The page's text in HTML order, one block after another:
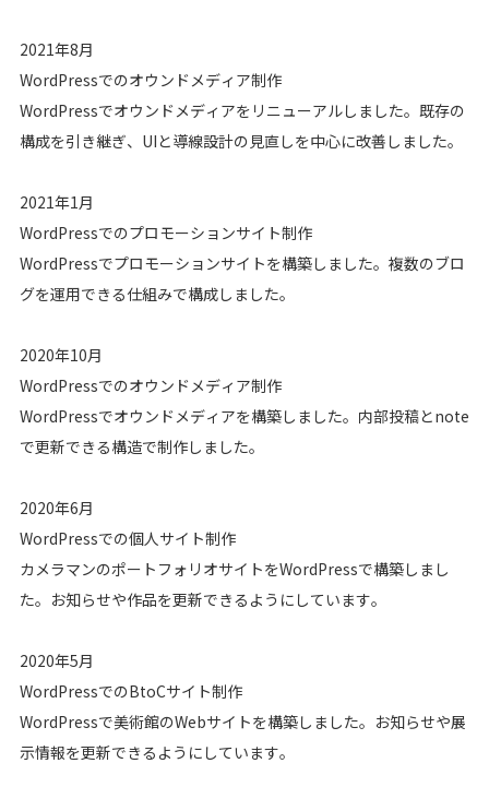
2021年8月
WordPressでのオウンドメディア制作
WordPressでオウンドメディアをリニューアルしました。既存の
構成を引き継ぎ、UIと導線設計の見直しを中心に改善しました。
2021年1月
WordPressでのプロモーションサイト制作
WordPressでプロモーションサイトを構築しました。複数のブロ
グを運用できる仕組みで構成しました。
2020年10月
WordPressでのオウンドメディア制作
WordPressでオウンドメディアを構築しました。内部投稿とnote
で更新できる構造で制作しました。
2020年6月
WordPressでの個人サイト制作
カメラマンのポートフォリオサイトをWordPressで構築しまし
た。お知らせや作品を更新できるようにしています。
2020年5月
WordPressでのBtoCサイト制作
WordPressで美術館のWebサイトを構築しました。お知らせや展
示情報を更新できるようにしています。